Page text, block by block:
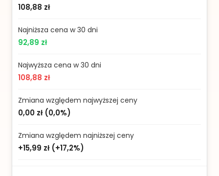
108,88 zł
Najniższa cena w 30 dni
92,89 zł
Najwyższa cena w 30 dni
108,88 zł
Zmiana względem najwyższej ceny
0,00 zł(0,0%)
Zmiana względem najniższej ceny
+15,99 zł(+17,2%)